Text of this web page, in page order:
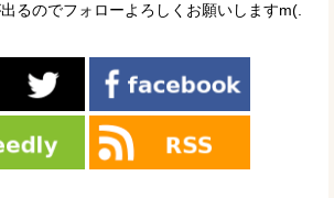
るのでフォローよろしくお願いしますm(.